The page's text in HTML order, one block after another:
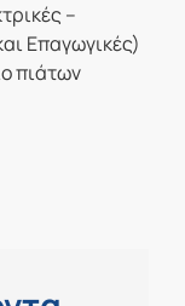
–
Επαγωγικές)
πιάτων